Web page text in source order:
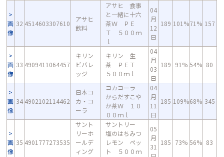
画
像
32 4514603307610
アサヒ
飲料
アサヒ 食事
と一緒に十六
茶Ｗ ＰＥ
Ｔ ５００ｍ
ｌ
04
月
12
日
189 101%71% 157
画
像
33 4909411064457
キリン
ビバレ
ッジ
キリン 生
茶 ＰＥＴ
５００ｍｌ
04
月
03
日
189 91% 54% 80
画
像
34 4902102114462
日本コ
カ・コ
ーラ
コカコーラ
からだすこや
か茶Ｗ １０
００ｍｌ
04
月
11
日
185 109%68% 345
画
像
35 4901777273535
サント
リーホ
ールデ
ィング
サントリー
塩のはちみつ
レモン ペッ
ト ５００ｍ
05
月
31
185 73% 56% 83